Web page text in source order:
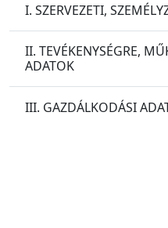
I. SZERVEZETI,
II. TEVÉKENYSÉGRE,
ADATOK
III. GAZDÁLKODÁSI